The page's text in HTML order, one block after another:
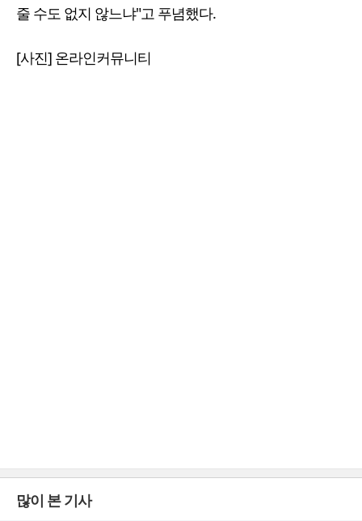
줄 수도 없지 않느냐"고 푸념했다.
[사진] 온라인커뮤니티
많이 본 기사